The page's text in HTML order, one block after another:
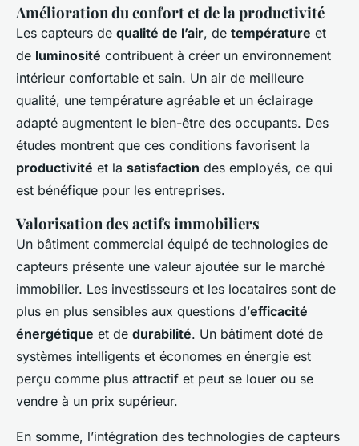
Amélioration du confort et de la productivité
Les capteurs de qualité de l’air, de température et
de luminosité contribuent à créer un environnement
intérieur confortable et sain. Un air de meilleure
qualité, une température agréable et un éclairage
adapté augmentent le bien-être des occupants. Des
études montrent que ces conditions favorisent la
productivité et la satisfaction des employés, ce qui
est bénéfique pour les entreprises.
Valorisation des actifs immobiliers
Un bâtiment commercial équipé de technologies de
capteurs présente une valeur ajoutée sur le marché
immobilier. Les investisseurs et les locataires sont de
plus en plus sensibles aux questions d’efficacité
énergétique et de durabilité. Un bâtiment doté de
systèmes intelligents et économes en énergie est
perçu comme plus attractif et peut se louer ou se
vendre à un prix supérieur.
En somme, l’intégration des technologies de capteurs